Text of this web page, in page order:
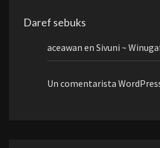
Daref sebuks
aceawan en Sivuni ~
Un comentarista